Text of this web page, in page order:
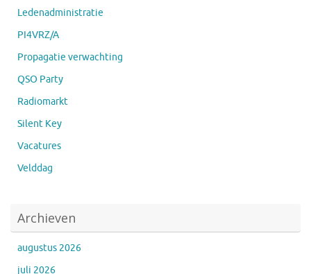
Ledenadministratie
PI4VRZ/A
Propagatie verwachting
QSO Party
Radiomarkt
Silent Key
Vacatures
Velddag
Archieven
augustus 2026
juli 2026